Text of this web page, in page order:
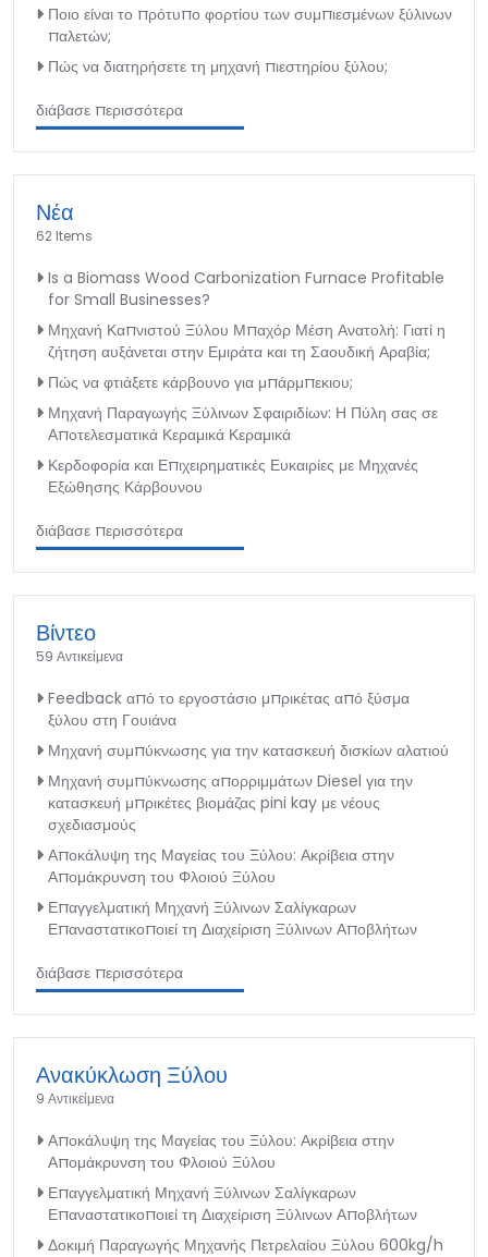
Ποιο είναι το πρότυπο φορτίου των συμπιεσμένων ξύλινων
παλετών;
Πώς να διατηρήσετε τη μηχανή πιεστηρίου ξύλου;
διάβασε περισσότερα
Νέα
62 Items
Is a Biomass Wood Carbonization Furnace Profitable
for Small Businesses?
Μηχανή Καπνιστού Ξύλου Μπαχόρ Μέση Ανατολή: Γιατί η
ζήτηση αυξάνεται στην Εμιράτα και τη Σαουδική Αραβία;
Πώς να φτιάξετε κάρβουνο για μπάρμπεκιου;
Μηχανή Παραγωγής Ξύλινων Σφαιριδίων: Η Πύλη σας σε
Αποτελεσματικά Κεραμικά Κεραμικά
Κερδοφορία και Επιχειρηματικές Ευκαιρίες με Μηχανές
Εξώθησης Κάρβουνου
διάβασε περισσότερα
Βίντεο
59 Αντικείμενα
Feedback από το εργοστάσιο μπρικέτας από ξύσμα
ξύλου στη Γουιάνα
Μηχανή συμπύκνωσης για την κατασκευή δισκίων αλατιού
Μηχανή συμπύκνωσης απορριμμάτων Diesel για την
κατασκευή μπρικέτες βιομάζας pini kay με νέους
σχεδιασμούς
Αποκάλυψη της Μαγείας του Ξύλου: Ακρίβεια στην
Απομάκρυνση του Φλοιού Ξύλου
Επαγγελματική Μηχανή Ξύλινων Σαλίγκαρων
Επαναστατικοποιεί τη Διαχείριση Ξύλινων Αποβλήτων
διάβασε περισσότερα
Ανακύκλωση Ξύλου
9 Αντικείμενα
Αποκάλυψη της Μαγείας του Ξύλου: Ακρίβεια στην
Απομάκρυνση του Φλοιού Ξύλου
Επαγγελματική Μηχανή Ξύλινων Σαλίγκαρων
Επαναστατικοποιεί τη Διαχείριση Ξύλινων Αποβλήτων
Δοκιμή Παραγωγής Μηχανής Πετρελαίου Ξύλου 600kg/h